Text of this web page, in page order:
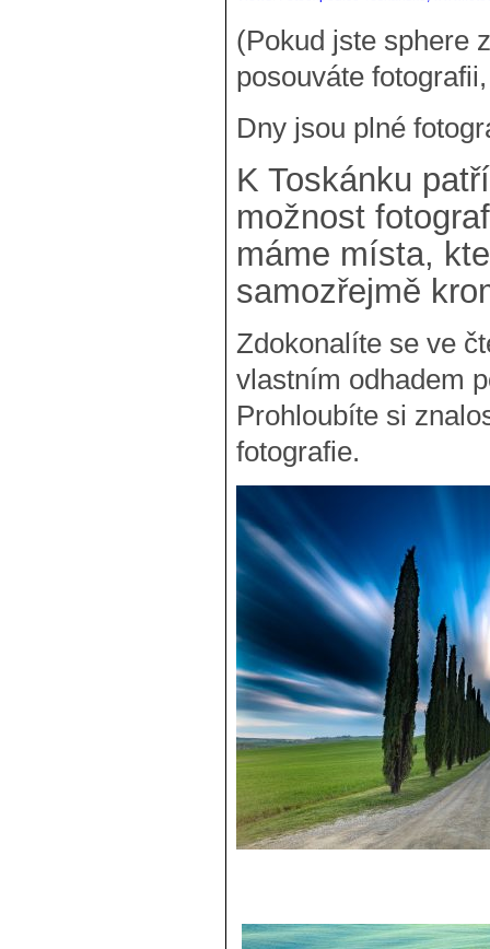
(Pokud jste sphere
posouváte
Dny jsou plné
K Toskánku
možnost
máme místa,
samozřejmě
Zdokonalíte se ve
vlastním odhadem
Prohloubíte si
fotografie.